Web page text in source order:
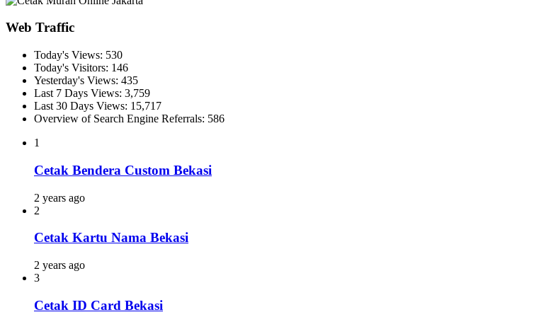
Web Traffic
Today's Views: 530
Today's Visitors: 146
Yesterday's Views: 435
Last 7 Days Views: 3,759
Last 30 Days Views: 15,717
Overview of Search Engine Referrals: 586
1
Cetak Bendera Custom Bekasi
2 years ago
2
Cetak Kartu Nama Bekasi
2 years ago
3
Cetak ID Card Bekasi